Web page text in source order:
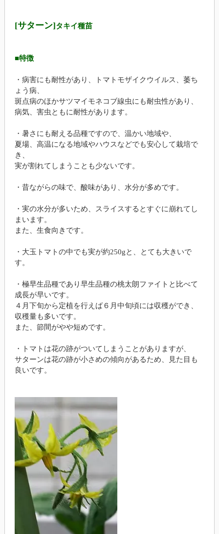
[サターン]タキイ種苗
■特徴
・病害にも耐性があり、トマトモザイクウイルス、萎ち
ょう病、
斑点病のほかサツマイモネコブ線虫にも耐虫性があり、
病気、害虫ともに耐性があります。
・暑さにも耐える品種ですので、温かい地域や、
夏場、高温になる地域やハウスなどでも安心して栽培で
き、
実が割れてしまうことも少ないです。
・昔ながらの味で、酸味があり、水分が多めです。
・実の水分が多いため、スライスするとすぐに崩れてし
まいます。
また、生食向きです。
・大玉トマトの中でも実が約250gと、とても大きいで
す。
・極早生品種であり早生品種の桃太朗ファイトと比べて
成長が早いです。
４月下旬から定植を行えば６月中旬頃には収穫ができ、
収穫量も多いです。
また、節間がやや短めです。
・トマトは花の跡がついてしまうことがありますが、
サターンは花の跡が小さめの傾向があるため、見た目も
良いです。